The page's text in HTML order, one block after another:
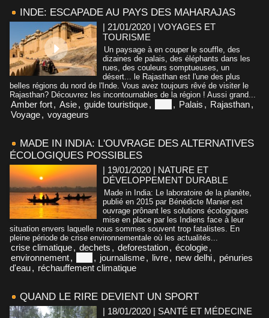
INDE: ESCAPADE AU PAYS DES MAHARAJAS
| 21/01/2020 | VOYAGES ET
TOURISME
Un paysage à en couper le souffle, des
dizaines de palais, des éléphants dans les
rues, des couleurs somptueuses, un
désert... le Rajasthan est l'une des plus
belles régions du nord de l'Inde. Vous avez toujours rêvé de visiter le
Rajasthan? Découvrez les incontournables de la région ! Aussi grand...
Amber fort, Asie, guide touristique, , Palais , Rajasthan,
Voyage, voyageurs
MADE IN INDIA: L'OUVRAGE DES ALTERNATIVES
ÉCOLOGIQUES POSSIBLES
| 19/01/2020 | NATURE ET
DÉVELOPPEMENT DURABLE
Made in India: Le laboratoire de la planète,
publié en 2015 par Bénédicte Manier est
ouvrage prônant les solutions écologiques
mise en place par les Indiens face à leur
situation envers laquelle nous sommes souvent trop fatalistes. En
pleine période de crise environnementale où les actualités...
crise climatique, dechets , deforestation, écologie,
environnement, , journalisme, livre, new delhi, pénuries
d'eau, réchauffement climatique
QUAND LE RIRE DEVIENT UN SPORT
| 18/01/2020 | SANTÉ ET MÉDECINE